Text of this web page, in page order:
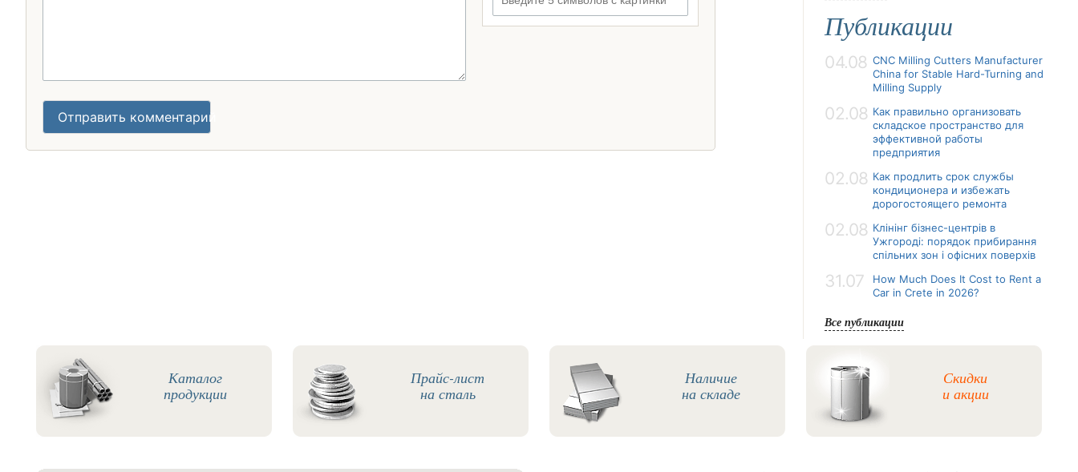
Отправить комментарий
Публикации
04.08 CNC Milling Cutters Manufacturer
China for Stable Hard-Turning and
Milling Supply
02.08 Как правильно организовать
складское пространство для
эффективной работы
предприятия
02.08 Как продлить срок службы
кондиционера и избежать
дорогостоящего ремонта
02.08 Клінінг бізнес-центрів в
Ужгороді: порядок прибирання
спільних зон і офісних поверхів
31.07
How Much Does It Cost to Rent a
Car in Crete in 2026?
Все публикации
Каталог
продукции
Прайс-лист
на сталь
Наличие
на складе
Скидки
и акции